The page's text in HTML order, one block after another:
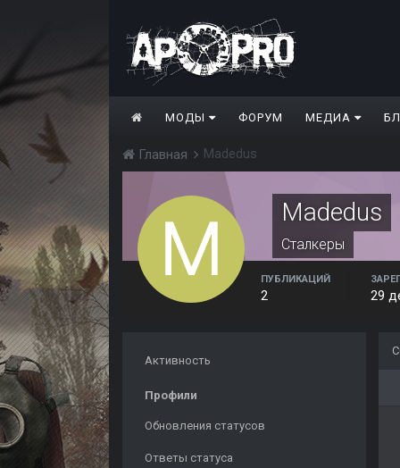
МОДЫ ФОРУМ МЕДИА
Главная Madedus
Madedus
Сталкеры
ПУБЛИКАЦИЙ
2 29
Активность
Профили
Обновления статусов
Ответы статуса